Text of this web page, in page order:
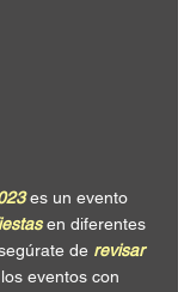
es un evento
en diferentes
de revisar
eventos con